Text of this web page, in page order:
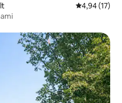
Priemerné
4,94 (17)